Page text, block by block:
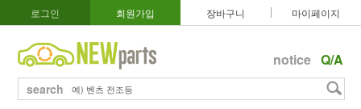
로그인 회원가입 장바구니 마이페이지
notice Q/A
search